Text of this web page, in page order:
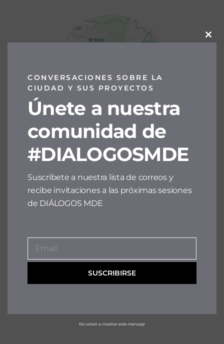
CONVERSACIONES SOBRE LA
CIUDAD Y SUS PROYECTOS
Únete a nuestra
comunidad de
#DIALOGOSMDE
Suscríbete a nuestra lista de correos y
recibe invitaciones a las próximas sesiones
de DIÁLOGOS MDE
EMAIL
Email
SUSCRIBIRSE
No volver a mostrar este mensaje